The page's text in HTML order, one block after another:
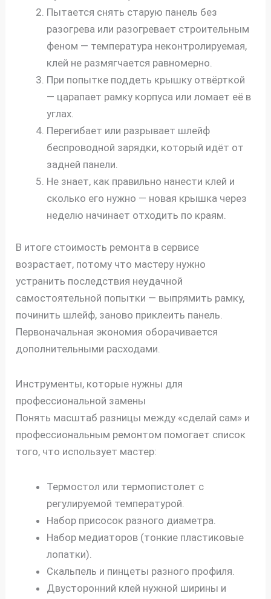
Пытается снять старую панель без
разогрева или разогревает строительным
феном — температура неконтролируемая,
клей не размягчается равномерно.
При попытке поддеть крышку отвёрткой
— царапает рамку корпуса или ломает её в
углах.
Перегибает или разрывает шлейф
беспроводной зарядки, который идёт от
задней панели.
Не знает, как правильно нанести клей и
сколько его нужно — новая крышка через
неделю начинает отходить по краям.
В итоге стоимость ремонта в сервисе
возрастает, потому что мастеру нужно
устранить последствия неудачной
самостоятельной попытки — выпрямить рамку,
починить шлейф, заново приклеить панель.
Первоначальная экономия оборачивается
дополнительными расходами.
Инструменты, которые нужны для
профессиональной замены
Понять масштаб разницы между «сделай сам» и
профессиональным ремонтом помогает список
того, что использует мастер:
Термостол или термопистолет с
регулируемой температурой.
Набор присосок разного диаметра.
Набор медиаторов (тонкие пластиковые
лопатки).
Скальпель и пинцеты разного профиля.
Двусторонний клей нужной ширины и